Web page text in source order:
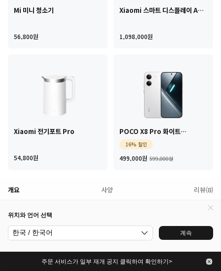
Mi 미니 청소기
56,800원 Current Price 원56,800
Xiaomi 스마트 디스플레이 A
1,098,000원
Xiaomi 전기포트 Pro
54,800원 Current Price 원54,800
POCO X8 Pro 화이트
8GB+512GB
16% 할인
499,000원 Current Price 원
599,000원마케팅 가격
개요 사양 리뷰(8)